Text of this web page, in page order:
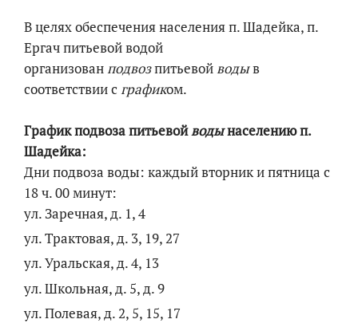
В целях обеспечения населения п. Шадейка, п.
Ергач питьевой водой
организованподвозпитьевойводыв
соответствии с графиком.
График подвоза питьевойводынаселению п.
Шадейка:
Дни подвоза воды: каждый вторник и пятница с
18 ч. 00 минут:
ул. Заречная, д. 1, 4
ул. Трактовая, д. 3, 19, 27
ул. Уральская, д. 4, 13
ул. Школьная, д. 5, д. 9
ул. Полевая, д. 2, 5, 15, 17